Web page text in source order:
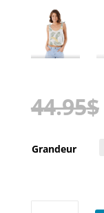
44.95$
Grandeur